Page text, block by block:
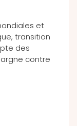
et
transition
des
contre